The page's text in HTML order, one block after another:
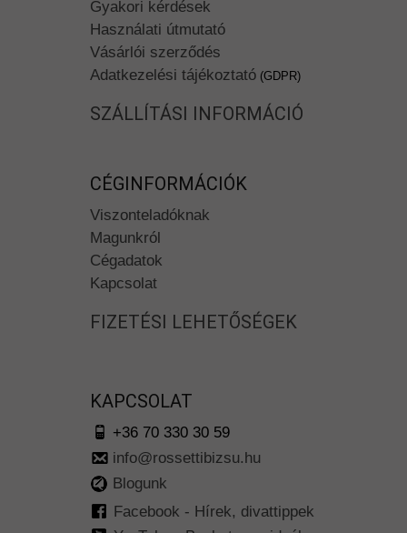
Gyakori kérdések
Használati útmutató
Vásárlói szerződés
Adatkezelési tájékoztató (GDPR)
SZÁLLÍTÁSI INFORMÁCIÓ
CÉGINFORMÁCIÓK
Viszonteladóknak
Magunkról
Cégadatok
Kapcsolat
FIZETÉSI LEHETŐSÉGEK
KAPCSOLAT
+36 70 330 30 59
info@rossettibizsu.hu
Blogunk
Facebook - Hírek, divattippek